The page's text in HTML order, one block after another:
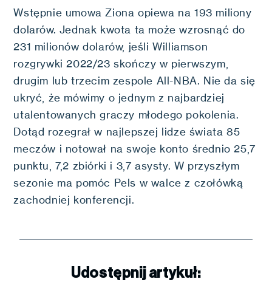
Wstępnie umowa Ziona opiewa na 193 miliony
dolarów. Jednak kwota ta może wzrosnąć do
231 milionów dolarów, jeśli Williamson
rozgrywki 2022/23 skończy w pierwszym,
drugim lub trzecim zespole All-NBA. Nie da się
ukryć, że mówimy o jednym z najbardziej
utalentowanych graczy młodego pokolenia.
Dotąd rozegrał w najlepszej lidze świata 85
meczów i notował na swoje konto średnio 25,7
punktu, 7,2 zbiórki i 3,7 asysty. W przyszłym
sezonie ma pomóc Pels w walce z czołówką
zachodniej konferencji.
Udostępnij artykuł: